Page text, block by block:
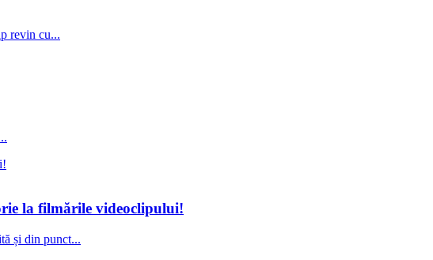
revin cu...
la filmările videoclipului!
și din punct...